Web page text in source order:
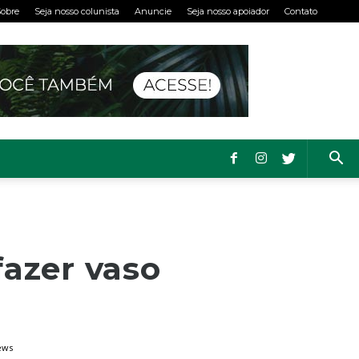
Seja nosso colunista Anuncie Seja nosso apoiador Contato
vaso